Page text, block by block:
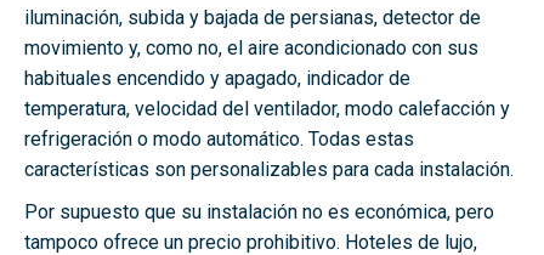
iluminación, subida y bajada de persianas, detector de
movimiento y, como no, el aire acondicionado con sus
habituales encendido y apagado, indicador de
temperatura, velocidad del ventilador, modo calefacción y
refrigeración o modo automático. Todas estas
características son personalizables para cada instalación.
Por supuesto que su instalación no es económica, pero
tampoco ofrece un precio prohibitivo. Hoteles de lujo,